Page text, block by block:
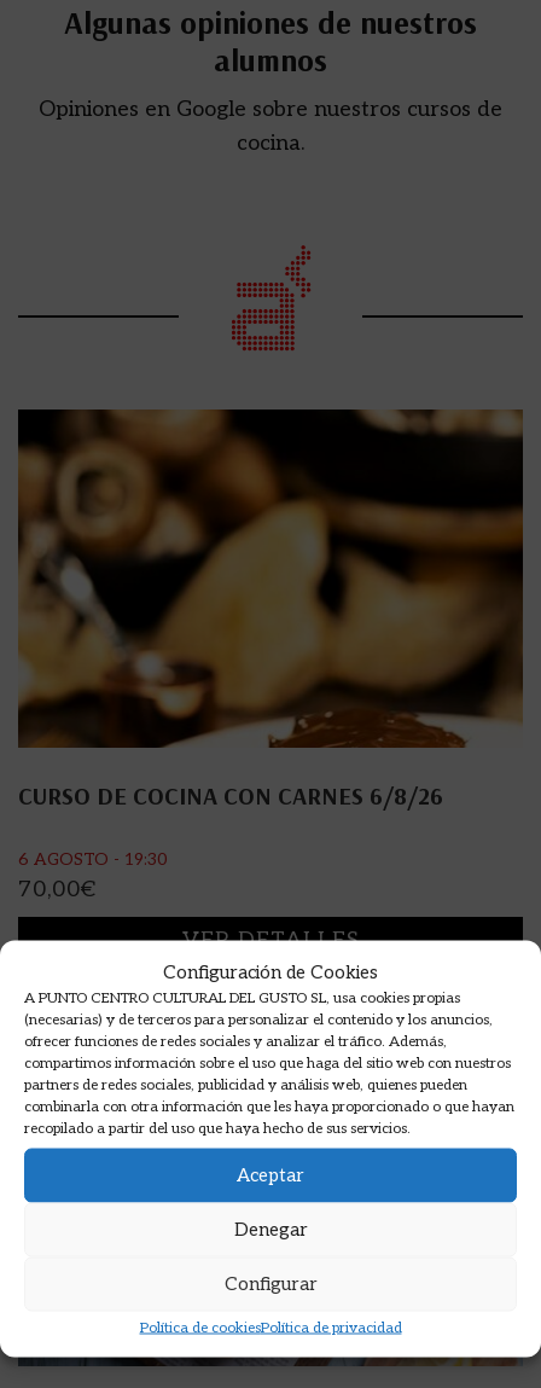
Configuración de Cookies
A PUNTO CENTRO CULTURAL DEL GUSTO SL, usa cookies propias
(necesarias) y de terceros para personalizar el contenido y los anuncios,
ofrecer funciones de redes sociales y analizar el tráfico. Además,
compartimos información sobre el uso que haga del sitio web con nuestros
partners de redes sociales, publicidad y análisis web, quienes pueden
combinarla con otra información que les haya proporcionado o que hayan
recopilado a partir del uso que haya hecho de sus servicios.
Aceptar
Denegar
Configurar
Política de cookiesPolítica de privacidad
Algunas opiniones de nuestros
alumnos
Opiniones en Google sobre nuestros cursos de
cocina.
CURSO DE COCINA CON CARNES 6/8/26
6 AGOSTO - 19:30
70,00€
VER DETALLES